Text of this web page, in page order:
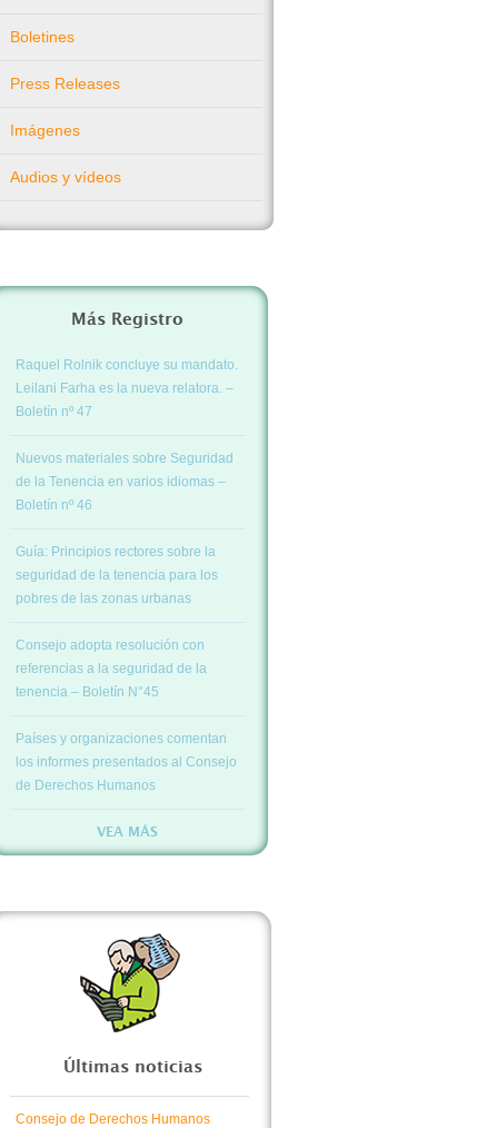
Boletines
Press Releases
Imágenes
Audios y vídeos
Más Registro
Raquel Rolnik concluye su mandato.
Leilani Farha es la nueva relatora. –
Boletín nº 47
Nuevos materiales sobre Seguridad
de la Tenencia en varios idiomas –
Boletín nº 46
Guía: Principios rectores sobre la
seguridad de la tenencia para los
pobres de las zonas urbanas
Consejo adopta resolución con
referencias a la seguridad de la
tenencia – Boletín N°45
Países y organizaciones comentan
los informes presentados al Consejo
de Derechos Humanos
VEA MÁS
Últimas noticias
Consejo de Derechos Humanos